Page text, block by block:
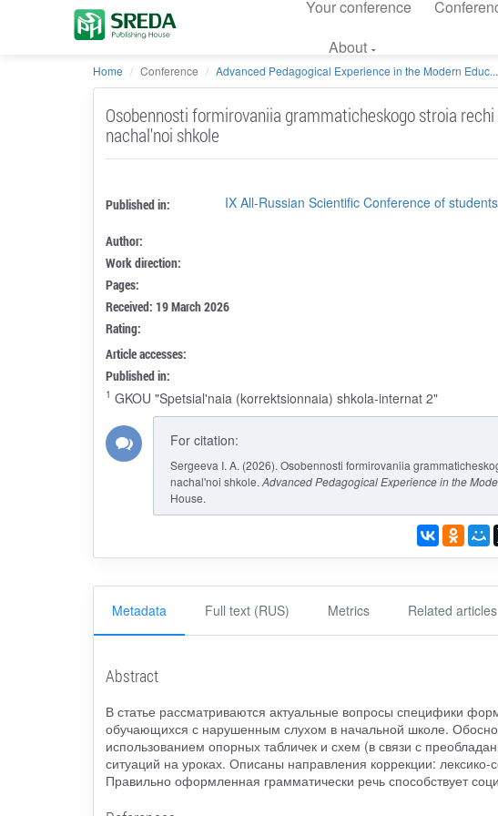
Your conference
About
Home Conference Advanced Pedagogical Experience in the Modern Educ...
Osobennosti formirovaniia grammaticheskogo stroia
nachal'noi shkole
Published in:
IX All-Russian Scientific Conference of
Author:
Work direction:
Pages:
Received: 19 March 2026
Rating:
Article accesses:
Published in:
1 GKOU "Spetsial'naia (korrektsionnaia) shkola-internat 2"
For citation:
Sergeeva I. A. (2026). Osobennosti formirovaniia
nachal'noi shkole. Advanced Pedagogical Experience in the
House.
Metadata Full text (RUS) Metrics Related articles
Abstract
В статье рассматриваются актуальные вопросы специфики
обучающихся с нарушенным слухом в начальной школе.
использованием опорных табличек и схем (в связи с
ситуаций на уроках. Описаны направления коррекции: лексико-
Правильно оформленная грамматически речь способствует